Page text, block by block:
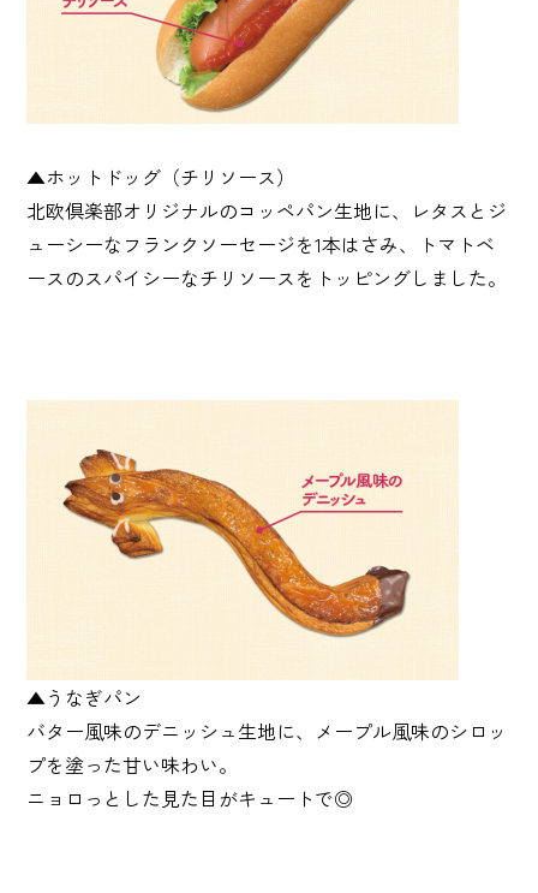
▲ホットドッグ（チリソース）
北欧倶楽部オリジナルのコッペパン生地に、レタスとジ
ューシーなフランクソーセージを1本はさみ、トマトベ
ースのスパイシーなチリソースをトッピングしました。
▲うなぎパン
バター風味のデニッシュ生地に、メープル風味のシロッ
プを塗った甘い味わい。
ニョロっとした見た目がキュートで◎